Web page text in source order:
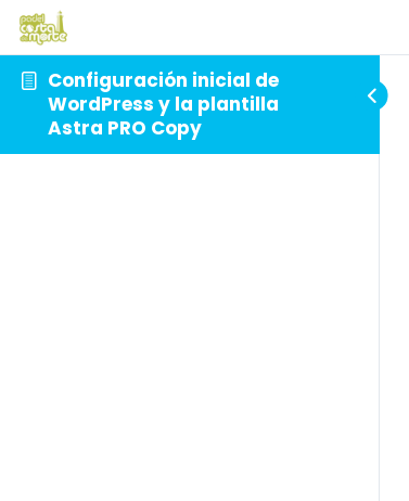
Configuración inicial de
WordPress y la plantilla
Astra PRO Copy